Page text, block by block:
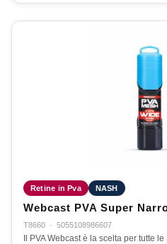
Retine in Pva NASH
Webcast PVA Super
T8660 · 5055108986607
Il PVA Webcast è la scelta per tutte